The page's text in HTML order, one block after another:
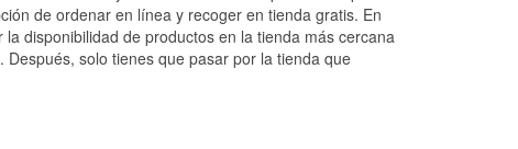
Read More
de ordenar en línea y recoger en tienda gratis. En
disponibilidad de productos en la tienda más cercana
solo tienes que pasar por la tienda que